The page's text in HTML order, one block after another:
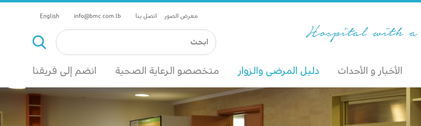
معرض الصور اتصل بنا info@bmc.com.lb
English
الأخبار و الأحداث دليل المرضى والزوار متخصصو الرعاية الصحية انضم إلى فريقنا